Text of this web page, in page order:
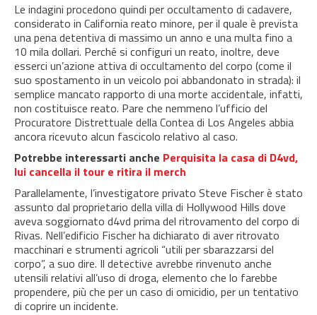
Le indagini procedono quindi per occultamento di cadavere,
considerato in California reato minore, per il quale è prevista
una pena detentiva di massimo un anno e una multa fino a
10 mila dollari. Perché si configuri un reato, inoltre, deve
esserci un’azione attiva di occultamento del corpo (come il
suo spostamento in un veicolo poi abbandonato in strada): il
semplice mancato rapporto di una morte accidentale, infatti,
non costituisce reato. Pare che nemmeno l’ufficio del
Procuratore Distrettuale della Contea di Los Angeles abbia
ancora ricevuto alcun fascicolo relativo al caso.
Potrebbe interessarti anche Perquisita la casa di D4vd,
lui cancella il tour e ritira il merch
Parallelamente, l’investigatore privato Steve Fischer è stato
assunto dal proprietario della villa di Hollywood Hills dove
aveva soggiornato d4vd prima del ritrovamento del corpo di
Rivas. Nell’edificio Fischer ha dichiarato di aver ritrovato
macchinari e strumenti agricoli “utili per sbarazzarsi del
corpo”, a suo dire. Il detective avrebbe rinvenuto anche
utensili relativi all’uso di droga, elemento che lo farebbe
propendere, più che per un caso di omicidio, per un tentativo
di coprire un incidente.